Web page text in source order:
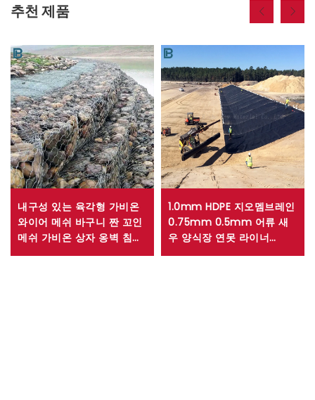
추천 제품
내구성 있는 육각형 가비온
와이어 메쉬 바구니 짠 꼬인
메쉬 가비온 상자 옹벽 침식
제어용
1.0mm HDPE 지오멤브레인
0.75mm 0.5mm 어류 새
우 양식장 연못 라이너
1.5mm 인공 호수 HDPE 연